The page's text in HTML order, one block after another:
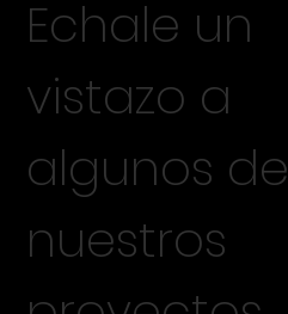
Echale un
vistazo a
algunos de
nuestros